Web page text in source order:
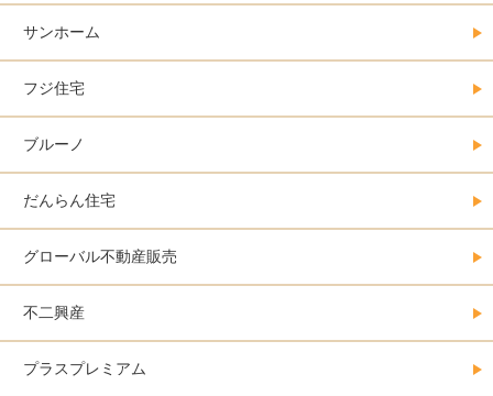
サンホーム
フジ住宅
ブルーノ
だんらん住宅
グローバル不動産販売
不二興産
プラスプレミアム